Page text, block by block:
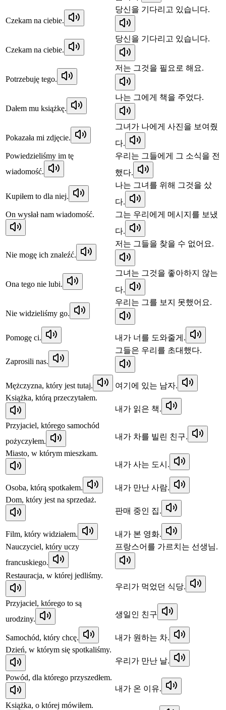
Czekam na ciebie.
당신을 기다리고 있습니다.
Czekam na ciebie.
당신을 기다리고 있습니다.
Potrzebuję tego.
저는 그것을 필요로 해요.
Dałem mu książkę.
나는 그에게 책을 주었다.
Pokazała mi zdjęcie.
그녀가 나에게 사진을 보여줬
다.
Powiedzieliśmy im tę
wiadomość.
우리는 그들에게 그 소식을 전
했다.
Kupiłem to dla niej.
나는 그녀를 위해 그것을 샀
다.
On wysłał nam wiadomość.
그는 우리에게 메시지를 보냈
다.
Nie mogę ich znaleźć.
저는 그들을 찾을 수 없어요.
Ona tego nie lubi.
그녀는 그것을 좋아하지 않는
다.
Nie widzieliśmy go.
우리는 그를 보지 못했어요.
Pomogę ci. 내가 너를 도와줄게.
Zaprosili nas.
그들은 우리를 초대했다.
Mężczyzna, który jest tutaj.
여기에 있는 남자.
Książka, którą przeczytałem.
내가 읽은 책.
Przyjaciel, którego samochód
pożyczyłem.
내가 차를 빌린 친구.
Miasto, w którym mieszkam.
내가 사는 도시.
Osoba, którą spotkałem.
내가 만난 사람.
Dom, który jest na sprzedaż.
판매 중인 집.
Film, który widziałem.
내가 본 영화.
Nauczyciel, który uczy
francuskiego.
프랑스어를 가르치는 선생님.
Restauracja, w której jedliśmy.
우리가 먹었던 식당.
Przyjaciel, którego to są
urodziny.
생일인 친구
Samochód, który chcę.
내가 원하는 차.
Dzień, w którym się spotkaliśmy.
우리가 만난 날.
Powód, dla którego przyszedłem.
내가 온 이유.
Książka, o której mówiłem.